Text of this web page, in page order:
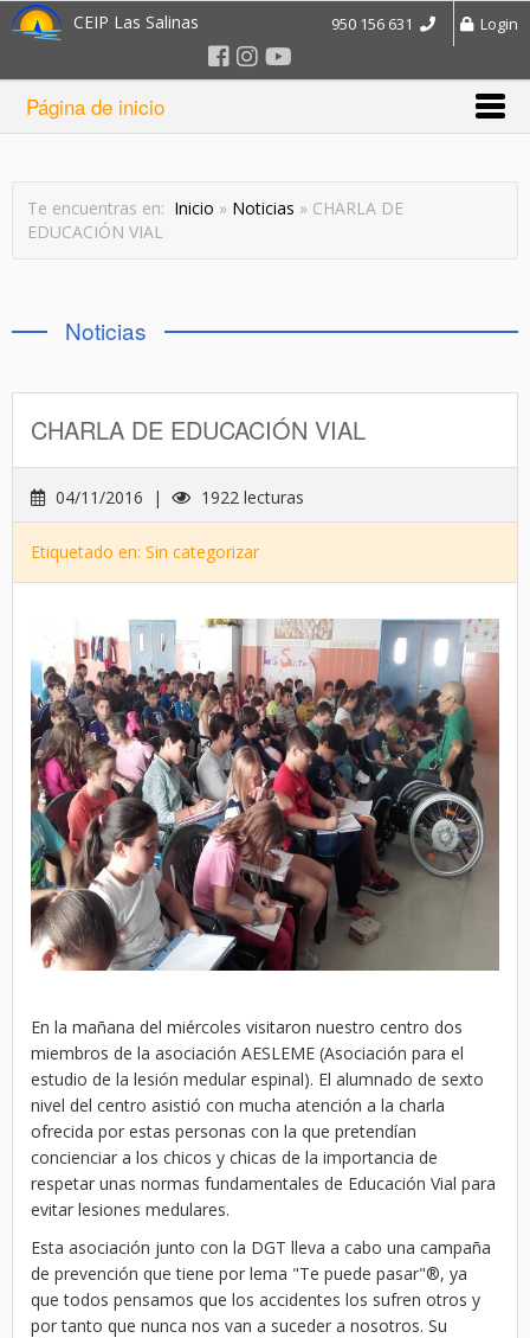
CEIP Las Salinas Login
950 156 631
Página de inicio
Te encuentras en: Inicio » Noticias » CHARLA DE
EDUCACIÓN VIAL
Noticias
CHARLA DE EDUCACIÓN VIAL
04/11/2016 | 1922 lecturas
Etiquetado en: Sin categorizar
En la mañana del miércoles visitaron nuestro centro dos
miembros de la asociación AESLEME (Asociación para el
estudio de la lesión medular espinal). El alumnado de sexto
nivel del centro asistió con mucha atención a la charla
ofrecida por estas personas con la que pretendían
concienciar a los chicos y chicas de la importancia de
respetar unas normas fundamentales de Educación Vial para
evitar lesiones medulares.
Esta asociación junto con la DGT lleva a cabo una campaña
de prevención que tiene por lema "Te puede pasar"®, ya
que todos pensamos que los accidentes los sufren otros y
por tanto que nunca nos van a suceder a nosotros. Su